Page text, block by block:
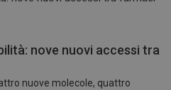
nove nuovi accessi tra
nuove molecole, quattro